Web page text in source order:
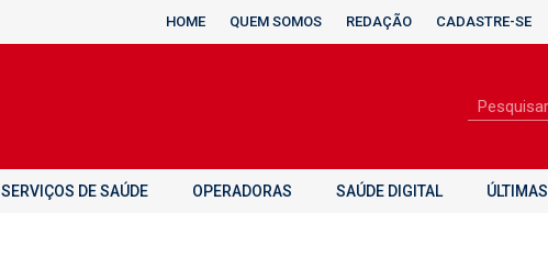
HOME QUEM SOMOS REDAÇÃO CADASTRE-SE
SERVIÇOS DE SAÚDE OPERADORAS SAÚDE DIGITAL ÚLTIMAS